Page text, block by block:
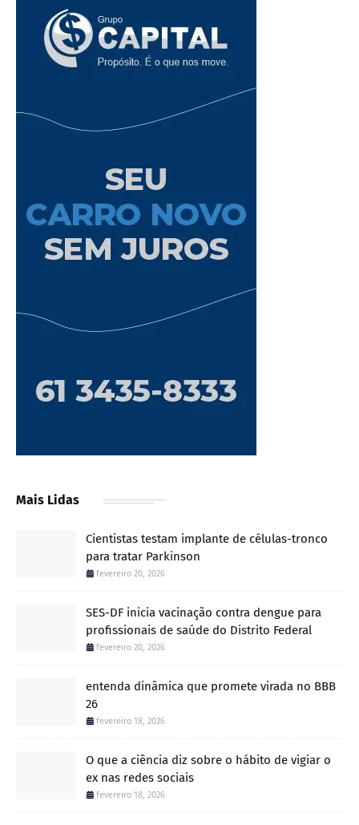
Mais Lidas
Cientistas testam implante de células-tronco
para tratar Parkinson
fevereiro 20, 2026
SES-DF inicia vacinação contra dengue para
profissionais de saúde do Distrito Federal
fevereiro 20, 2026
entenda dinâmica que promete virada no BBB
26
fevereiro 18, 2026
O que a ciência diz sobre o hábito de vigiar o
ex nas redes sociais
fevereiro 18, 2026